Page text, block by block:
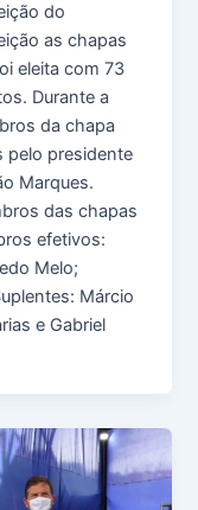
do
as chapas
eleita com 73
Durante a
da chapa
pelo presidente
Marques.
das chapas
efetivos:
Melo;
Márcio
e Gabriel